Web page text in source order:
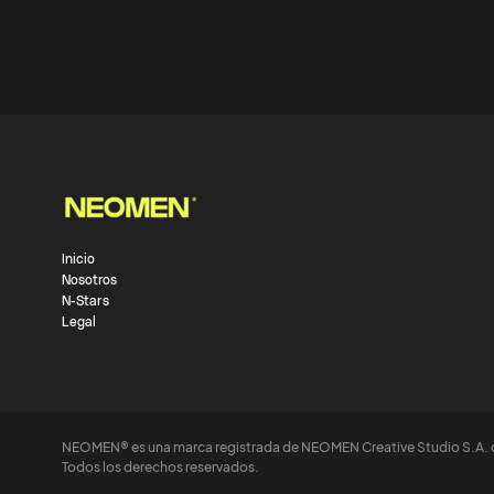
Inicio
Nosotros
N-Stars
Legal
NEOMEN® es una marca registrada de NEOMEN Creative Studio S.A.
Todos los derechos reservados.